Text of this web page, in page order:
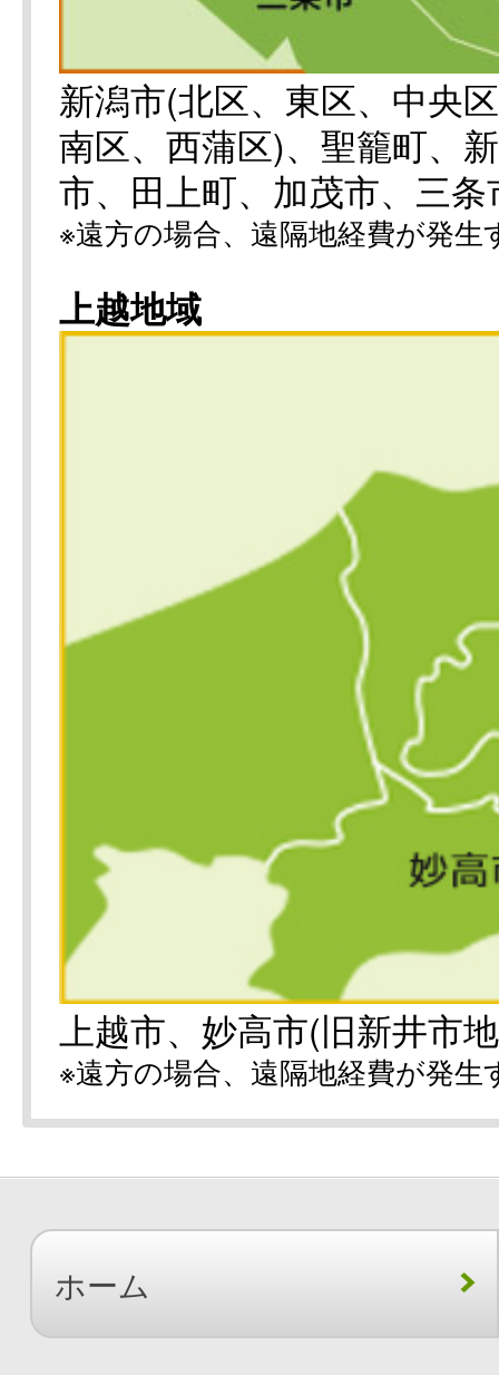
新潟市(北区、東区、中央
南区、西蒲区)、聖籠町、
市、田上町、加茂市、三
※遠方の場合、遠隔地経費が発
上越地域
上越市、妙高市(旧新井市
※遠方の場合、遠隔地経費が発
ホーム